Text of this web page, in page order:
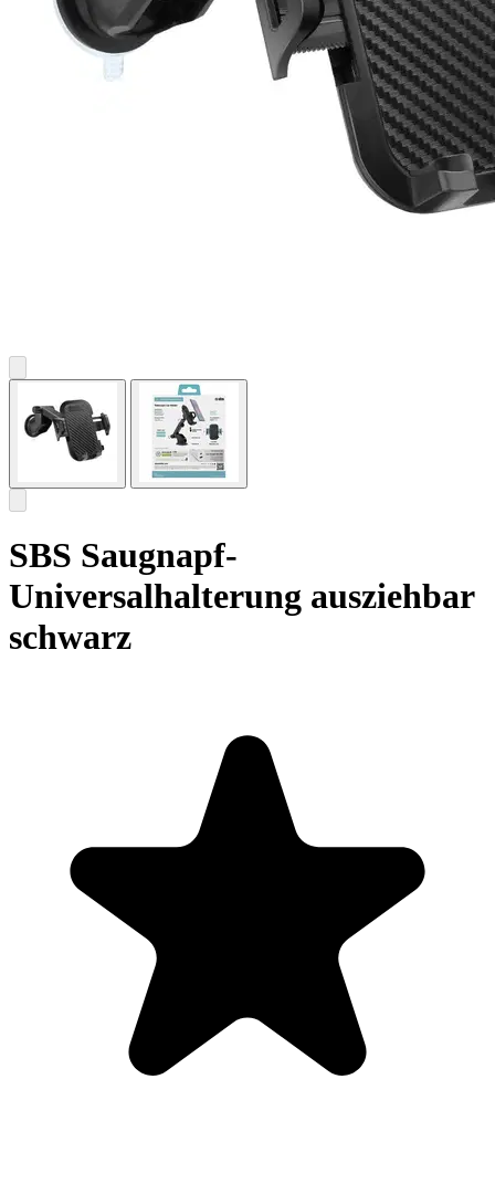
SBS Saugnapf-
Universalhalterung ausziehbar
schwarz